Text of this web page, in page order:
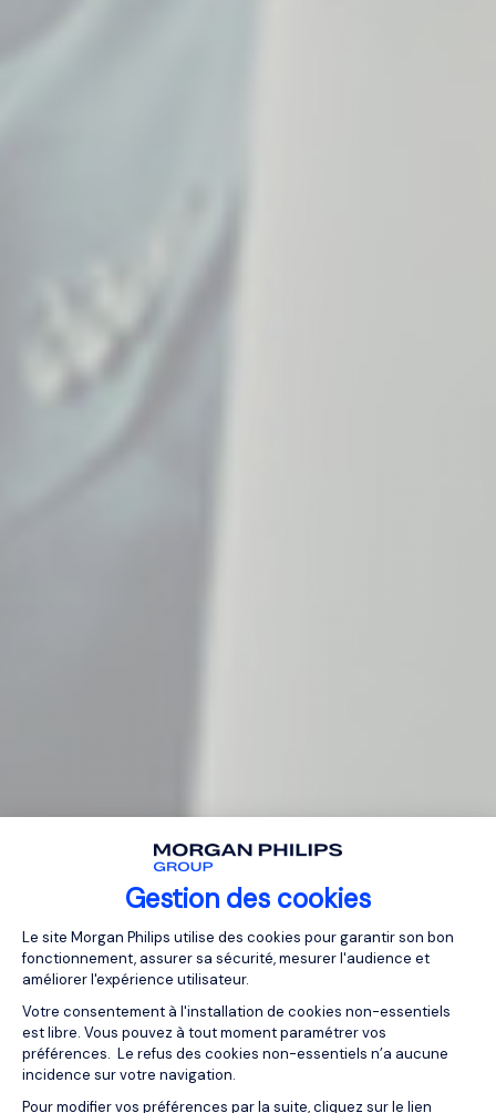
Gestion des cookies
Plateforme de Gestion du
Le site Morgan Philips utilise des cookies pour garantir son bon
fonctionnement, assurer sa sécurité, mesurer l'audience et
améliorer l'expérience utilisateur.
Votre consentement à l'installation de cookies non-essentiels
est libre. Vous pouvez à tout moment paramétrer vos
préférences. Le refus des cookies non-essentiels n’a aucune
incidence sur votre navigation.
Pour modifier vos préférences par la suite, cliquez sur le lien